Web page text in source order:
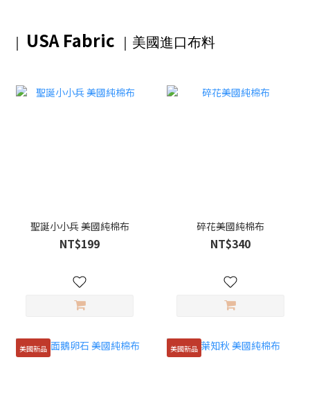
｜ USA Fabric ｜美國進口布料
聖誕小小兵 美國純棉布
NT$199
碎花美國純棉布
NT$340
美國新品 美國新品